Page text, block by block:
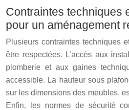
Contraintes techniques
pour un aménagement
Plusieurs contraintes techniques
être respectées. L’accès aux
plomberie et aux gaines
accessible. La hauteur sous
sur les dimensions des meubles,
Enfin, les normes de sécurité